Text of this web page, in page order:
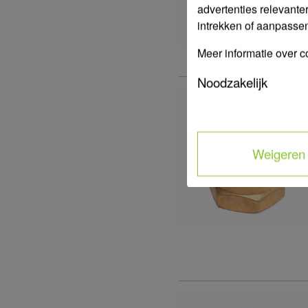
advertenties
intrekken of
Meer informatie over
Noodzakelijk
Weigeren